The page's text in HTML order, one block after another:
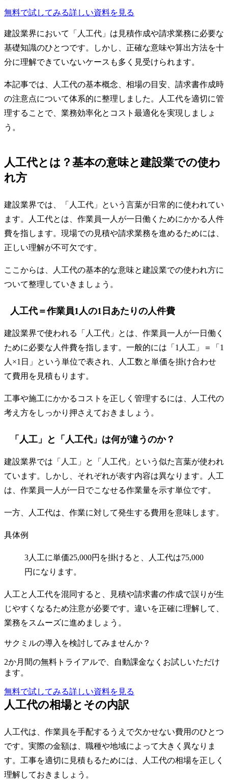
無料で試してみる詳しい資料を見る
建設業界において「人工代」は見積作成や請求業務に必要な
基礎知識のひとつです。しかし、正確な意味や算出方法を十
分に理解できていないケースも多く見受けられます。
本記事では、人工代の基本概念、相場の目安、請求書作成時
の注意点について体系的に整理しました。人工代を適切に管
理することで、業務効率化とコスト最適化を実現しましょ
う。
人工代とは？基本の意味と建設業での使わ
れ方
建設業界では、「人工代」という言葉が日常的に使われてい
ます。人工代とは、作業員一人が一日働くためにかかる人件
費を指します。現場での見積や請求業務を進めるためには、
正しい理解が不可欠です。
ここからは、人工代の基本的な意味と建設業での使われ方に
ついて整理していきましょう。
人工代＝作業員1人の1日あたりの人件費
建設業界で使われる「人工代」とは、作業員一人が一日働く
ために必要な人件費を指します。一般的には「1人工」＝「1
人×1日」という単位で表され、人工数と単価を掛け合わせ
て費用を見積もります。
工事や施工にかかるコストを正しく管理するには、人工代の
考え方をしっかり押さえておきましょう。
「人工」と「人工代」は何が違うのか？
建設業界では「人工」と「人工代」という似た言葉が使われ
ています。しかし、それぞれが表す内容は異なります。人工
は、作業員一人が一日でこなせる作業量を示す単位です。
一方、人工代は、作業に対して発生する費用を意味します。
具体例
3人工に単価25,000円を掛けると、人工代は75,000
円になります。
人工と人工代を混同すると、見積や請求書の作成で誤りが生
じやすくなるため注意が必要です。違いを正確に理解して、
業務をスムーズに進めましょう。
サクミルの導入を検討してみませんか？
2か月間の無料トライアルで、自動課金なくお試しいただけ
ます。
無料で試してみる詳しい資料を見る
人工代の相場とその内訳
人工代は、作業員を手配するうえで欠かせない費用のひとつ
です。実際の金額は、職種や地域によって大きく異なりま
す。工事を適切に見積もるためには、人工代の相場を正しく
理解しておきましょう。